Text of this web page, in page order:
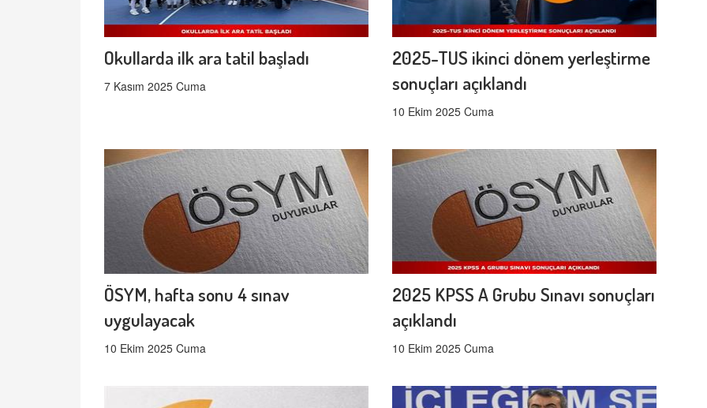
Okullarda ilk ara tatil başladı
7 Kasım 2025 Cuma
2025-TUS ikinci dönem yerleştirme
sonuçları açıklandı
10 Ekim 2025 Cuma
ÖSYM, hafta sonu 4 sınav
uygulayacak
10 Ekim 2025 Cuma
2025 KPSS A Grubu Sınavı sonuçları
açıklandı
10 Ekim 2025 Cuma